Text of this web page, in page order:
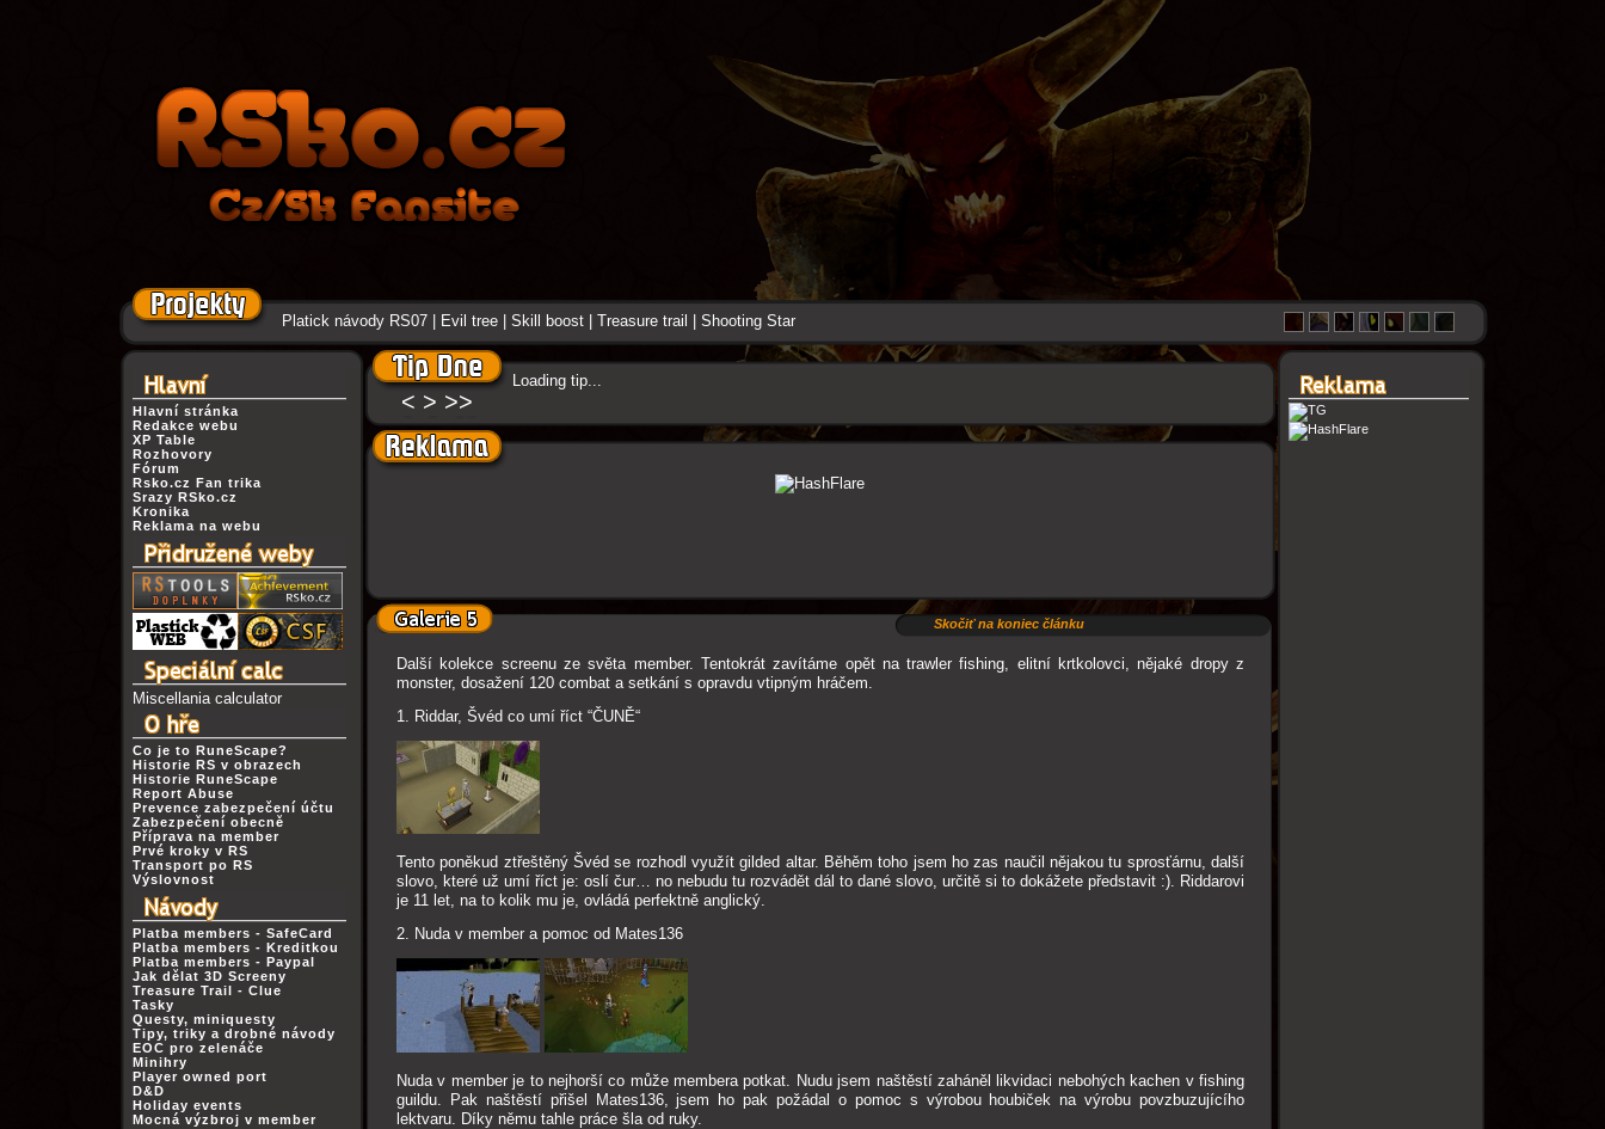
Platick návody RS07 Evil tree Skill boost Treasure trail Shooting Star
Hlavní stránka
Redakce webu
XP Table
Rozhovory
Fórum
Rsko.cz Fan trika
Srazy RSko.cz
Kronika
Reklama na webu
Miscellania calculator
Co je to RuneScape?
Historie RS v obrazech
Historie RuneScape
Report Abuse
Prevence zabezpečení účtu
Zabezpečení obecně
Příprava na member
Prvé kroky v RS
Transport po RS
Výslovnost
Platba members - SafeCard
Platba members - Kreditkou
Platba members - Paypal
Jak dělat 3D Screeny
Treasure Trail - Clue
Tasky
Questy, miniquesty
Tipy, triky a drobné návody
EOC pro zelenáče
Minihry
Player owned port
D&D
Holiday events
Mocná výzbroj v member
< > >>
Loading tip...
Skočiť na koniec článku
Další kolekce screenu ze světa member. Tentokrát zavítáme opět na trawler fishing, elitní krtkolovci, nějaké dropy z
monster, dosažení 120 combat a setkání s opravdu vtipným hráčem.
1. Riddar, Švéd co umí říct “ČUNĚ“
Tento poněkud ztřeštěný Švéd se rozhodl využít gilded altar. Běhěm toho jsem ho zas naučil nějakou tu sprosťárnu, další
slovo, které už umí říct je: oslí čur… no nebudu tu rozvádět dál to dané slovo, určitě si to dokážete představit :). Riddarovi
je 11 let, na to kolik mu je, ovládá perfektně anglický.
2. Nuda v member a pomoc od Mates136
Nuda v member je to nejhorší co může membera potkat. Nudu jsem naštěstí zaháněl likvidaci nebohých kachen v fishing
guildu. Pak naštěstí přišel Mates136, jsem ho pak požádal o pomoc s výrobou houbiček na výrobu povzbuzujícího
lektvaru. Díky němu tahle práce šla od ruky.